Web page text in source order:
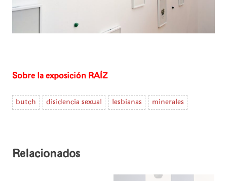
Sobre la exposición RAÍZ
butch disidencia sexual lesbianas minerales
Relacionados